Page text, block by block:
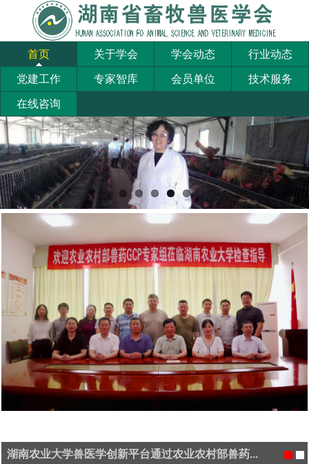
首页 关于学会 学会动态 行业动态
党建工作 专家智库 会员单位 技术服务
在线咨询
湖南农业大学兽医学创新平台通过农业农村部兽药...